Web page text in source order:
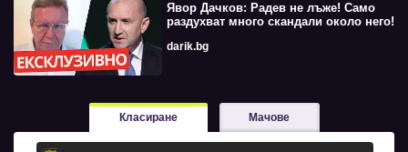
Явор Дачков: Радев не лъже! Само
раздухват много скандали около него!
darik.bg
Класиране Мачове